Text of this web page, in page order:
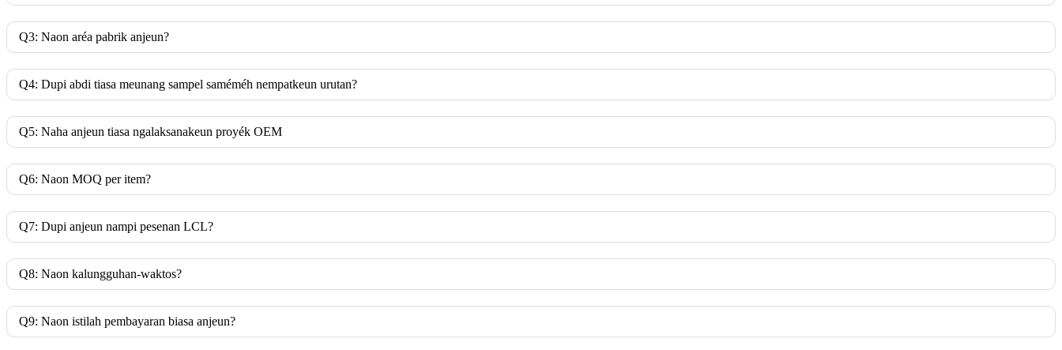
Q3: Naon aréa pabrik anjeun?
Q4: Dupi abdi tiasa meunang sampel saméméh nempatkeun urutan?
Q5: Naha anjeun tiasa ngalaksanakeun proyék OEM
Q6: Naon MOQ per item?
Q7: Dupi anjeun nampi pesenan LCL?
Q8: Naon kalungguhan-waktos?
Q9: Naon istilah pembayaran biasa anjeun?